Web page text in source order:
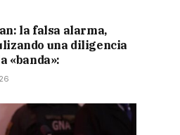
la falsa alarma,
una diligencia
«banda»: